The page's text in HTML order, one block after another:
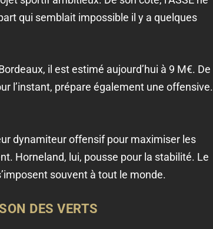
qui semblait impossible il y a quelques
il est estimé aujourd’hui à 9 M€. De
l’instant, prépare également une offensive.
dynamiteur offensif pour maximiser les
Horneland, lui, pousse pour la stabilité. Le
souvent à tout le monde.
DES VERTS